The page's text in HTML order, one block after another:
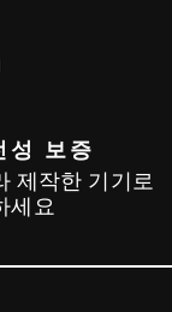
보증
제작한 기기로
세요